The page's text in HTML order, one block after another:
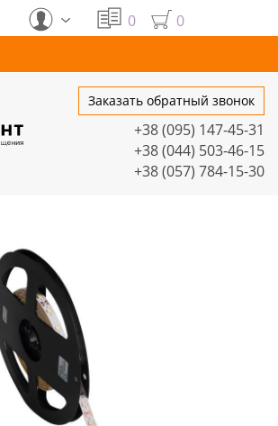
0 0
Заказать обратный звонок
+38 (095) 147-45-31
+38 (044) 503-46-15
+38 (057) 784-15-30